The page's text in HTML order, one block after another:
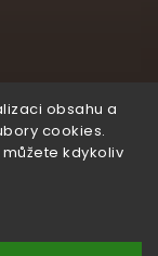
obsahu a
cookies.
kdykoliv
Všechna práva